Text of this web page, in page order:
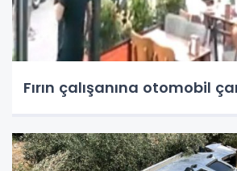
Fırın çalışanına otomobil